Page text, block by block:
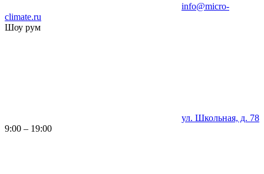
info@micro-
climate.ru
Шоу рум
ул. Школьная, д. 78
9:00 – 19:00